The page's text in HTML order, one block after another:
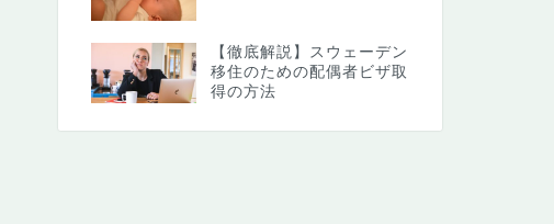
【徹底解説】スウェーデン
移住のための配偶者ビザ取
得の方法